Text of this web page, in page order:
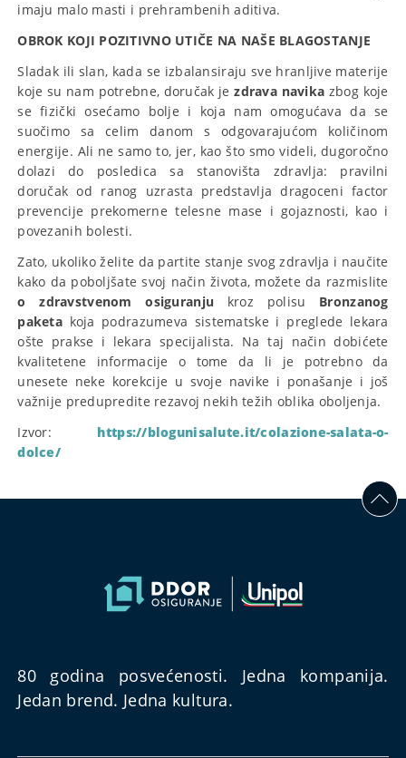
imaju malo masti i prehrambenih aditiva.
OBROK KOJI POZITIVNO UTIČE NA NAŠE BLAGOSTANJE
Sladak ili slan, kada se izbalansiraju sve hranljive materije
koje su nam potrebne, doručak jezdrava navika zbog koje
se fizički osećamo bolje i koja nam omogućava da se
suočimo sa celim danom s odgovarajućom količinom
energije. Ali ne samo to, jer, kao što smo videli, dugoročno
dolazi do posledica sa stanovišta zdravlja: pravilni
doručak od ranog uzrasta predstavlja dragoceni factor
prevencije prekomerne telesne mase i gojaznosti, kao i
povezanih bolesti.
Zato, ukoliko želite da partite stanje svog zdravlja i naučite
kako da poboljšate svoj način života, možete da razmislite
o zdravstvenom osiguranju kroz polisu Bronzanog
paketakoja podrazumeva sistematske i preglede lekara
ošte prakse i lekara specijalista. Na taj način dobićete
kvalitetene informacije o tome da li je potrebno da
unesete neke korekcije u svoje navike i ponašanje i još
važnije predupredite rezavoj nekih težih oblika oboljenja.
Izvor: https://blogunisalute.it/colazione-salata-o-
dolce/
80 godina posvećenosti. Jedna kompanija.
Jedan brend. Jedna kultura.